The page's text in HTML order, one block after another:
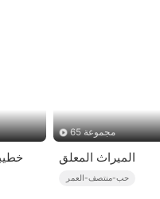
65 مجموعة
الميراث المعلق
حب-منتصف-العمر